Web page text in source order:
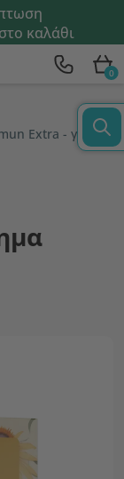
στο καλάθι
0
Immun Extra - για το ανοσοποιητικό σύστημα